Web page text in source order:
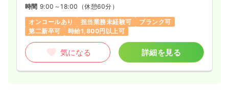
時間 9:00～18:00 （休憩60分）
オンコールあり
担当業務未経験可
ブランク可
第二新卒可
時給1,800円以上可
気になる 詳細を見る